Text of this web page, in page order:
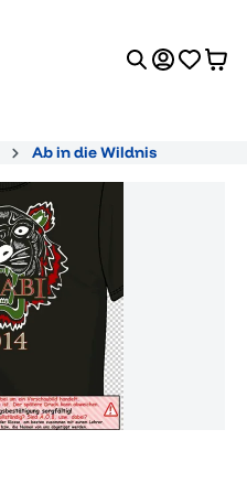
Ab in die Wildnis